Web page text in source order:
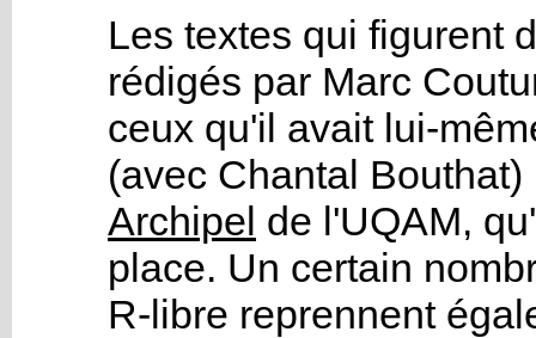
Les textes qui figurent
rédigés par Marc
ceux qu'il avait lui-
(avec Chantal
Archipel de l'UQAM,
place. Un certain
R-libre reprennent